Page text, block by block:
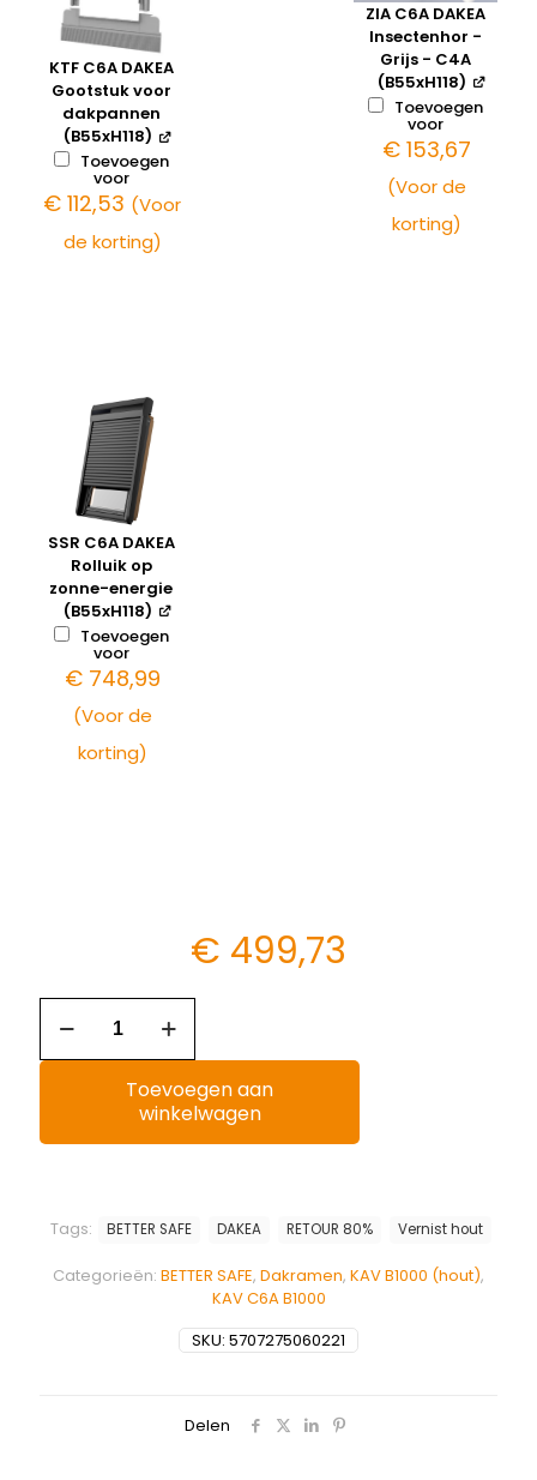
KTF C6A DAKEA
Gootstuk voor
dakpannen
(B55xH118)
Toevoegen
voor
€ 112,53 (Voor
de korting)
ZIA C6A DAKEA
Insectenhor -
Grijs - C4A
(B55xH118)
Toevoegen
voor
€ 153,67
(Voor de
korting)
SSR C6A DAKEA
Rolluik op
zonne-energie
(B55xH118)
Toevoegen
voor
€748,99
(Voor de
korting)
€ 499,73
Toevoegen aan
winkelwagen
SKU: 5707275060221
Categorieën: BETTER SAFE, Dakramen, KAV B1000 (hout),
KAV C6A B1000
Tags: BETTER SAFE DAKEA RETOUR 80% Vernist hout
Delen